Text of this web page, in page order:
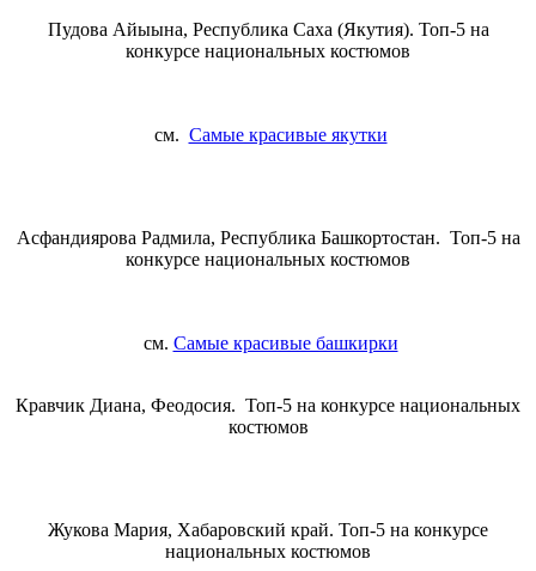
Пудова Айыына, Республика Саха (Якутия). Топ-5 на
конкурсе национальных костюмов
см. Самые красивые якутки
Асфандиярова Радмила, Республика Башкортостан. Топ-5 на
конкурсе национальных костюмов
см. Самые красивые башкирки
Кравчик Диана, Феодосия. Топ-5 на конкурсе национальных
костюмов
Жукова Мария, Хабаровский край. Топ-5 на конкурсе
национальных костюмов